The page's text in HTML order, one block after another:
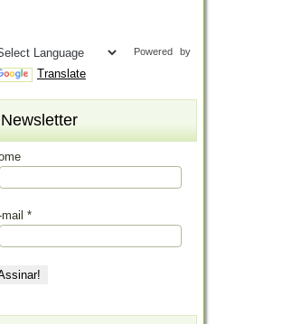
Powered by
Translate
Newsletter
*